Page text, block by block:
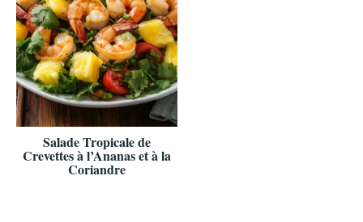
Salade Tropicale de
Crevettes à l’Ananas et à la
Coriandre